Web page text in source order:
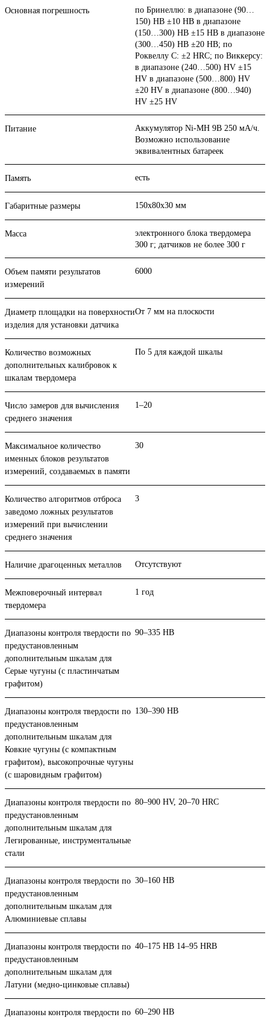
Основная погрешность
по Бринеллю: в диапазоне (90…
150) НВ ±10 НВ в диапазоне
(150…300) НВ ±15 НВ в диапазоне
(300…450) НВ ±20 НВ; по
Роквеллу С: ±2 HRC; по Виккерсу:
в диапазоне (240…500) HV ±15
HV в диапазоне (500…800) HV
±20 HV в диапазоне (800…940)
HV ±25 HV
Питание
Аккумулятор Ni-MH 9В 250 мА/ч.
Возможно использование
эквивалентных батареек
Память есть
Габаритные размеры 150x80x30 мм
Масса
электронного блока твердомера
300 г; датчиков не более 300 г
Объем памяти результатов
измерений
6000
Диаметр площадки на поверхности
изделия для установки датчика
От 7 мм на плоскости
Количество возможных
дополнительных калибровок к
шкалам твердомера
По 5 для каждой шкалы
Число замеров для вычисления
среднего значения
1–20
Максимальное количество
именных блоков результатов
измерений, создаваемых в памяти
30
Количество алгоритмов отброса
заведомо ложных результатов
измерений при вычислении
среднего значения
3
Наличие драгоценных металлов Отсутствуют
Межповерочный интервал
твердомера
1 год
Диапазоны контроля твердости по
предустановленным
дополнительным шкалам для
Серые чугуны (с пластинчатым
графитом)
90–335 HB
Диапазоны контроля твердости по
предустановленным
дополнительным шкалам для
Ковкие чугуны (с компактным
графитом), высокопрочные чугуны
(с шаровидным графитом)
130–390 HB
Диапазоны контроля твердости по
предустановленным
дополнительным шкалам для
Легированные, инструментальные
стали
80–900 HV, 20–70 HRC
Диапазоны контроля твердости по
предустановленным
дополнительным шкалам для
Алюминиевые сплавы
30–160 HB
Диапазоны контроля твердости по
предустановленным
дополнительным шкалам для
Латуни (медно-цинковые сплавы)
40–175 HB 14–95 HRB
Диапазоны контроля твердости по 60–290 HB